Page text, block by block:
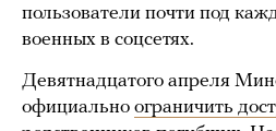
пользователи почти под
военных в соцсетях.
Девятнадцатого апреля
официально ограничить